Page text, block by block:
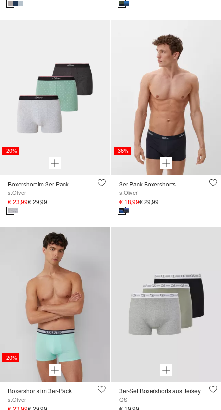
-20%
Boxershort im 3er-Pack
s.Oliver
€ 23,99€ 29,99
-36%
3er-Pack Boxershorts
s.Oliver
€ 18,99€ 29,99
-20%
Boxershorts im 3er-Pack
s.Oliver
3er-Set Boxershorts aus Jersey
QS